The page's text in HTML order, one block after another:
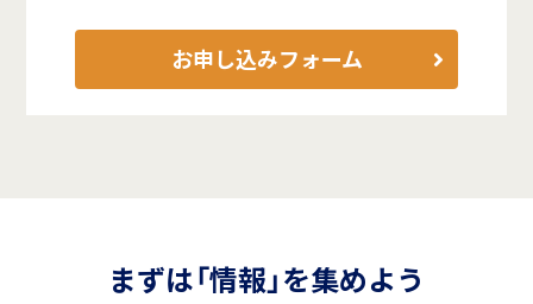
お申し込みフォーム
まずは「情報」を集めよう